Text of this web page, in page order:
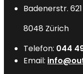
Badenerstr. 621
8048 Zürich
Telefon: 044
Email: